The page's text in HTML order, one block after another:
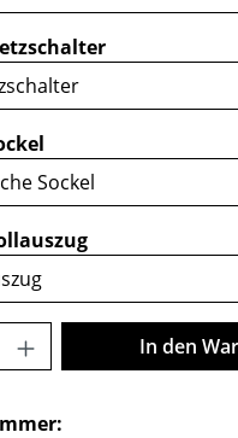
auswählen
auswählen
Anzahl: Gib den
In den